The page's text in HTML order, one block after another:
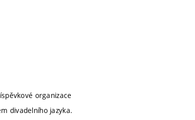
organizace
divadelního jazyka.